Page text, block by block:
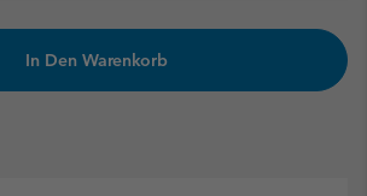
In Den Warenkorb